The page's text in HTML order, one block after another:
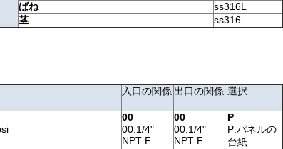
ばね
ss316L
茎
ss316
入口の関係出口の関係 選択
00 00
P
00:1/4"
NPT F
00:1/4"
NPT F
P:パネルの
台紙